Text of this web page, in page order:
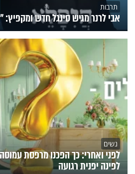
תרבות
אבי לרנר מגיש סינגל חדש
נשים
לפני ואחרי: כך הפכנו מרפסת
לפינה יפנית רגועה